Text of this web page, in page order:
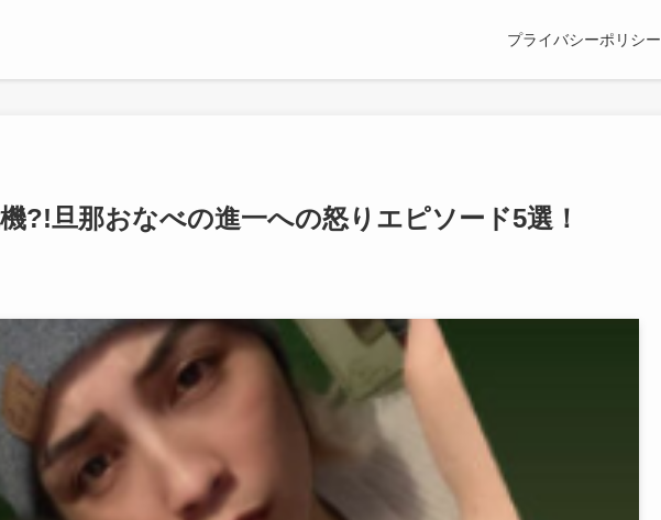
プライバシーポリシー
?!旦那おなべの進一への怒りエピソード5選！